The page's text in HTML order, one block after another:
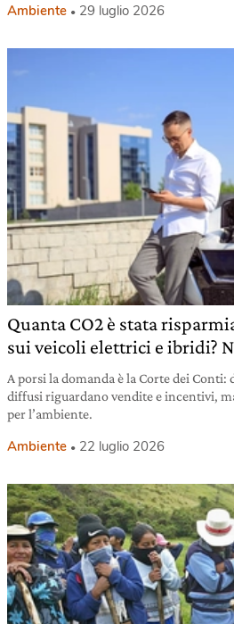
Ambiente 29 luglio 2026
Quanta CO2 è stata
sui veicoli elettrici e ibridi?
A porsi la domanda è la Corte dei Conti:
diffusi riguardano vendite e incentivi,
per l’ambiente.
Ambiente 22 luglio 2026